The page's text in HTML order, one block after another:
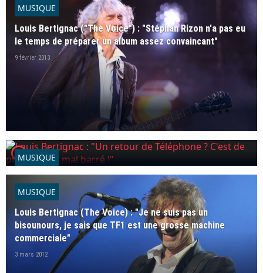
MUSIQUE
Louis Bertignac ("The Voice") : "Stéphan Rizon n'a pas eu
le temps de préparer un album assez convaincant"
9 février 2013
player2MUSIQUE
Louis Bertignac : "Un retour de Téléphone ? C'est de plus
en plus mal barré !"
26 octobre 2012
MUSIQUE
Louis Bertignac (The Voice) : "Je ne suis pas un
bisounours, je sais que TF1 est une grosse machine
commerciale"
3 mars 2012